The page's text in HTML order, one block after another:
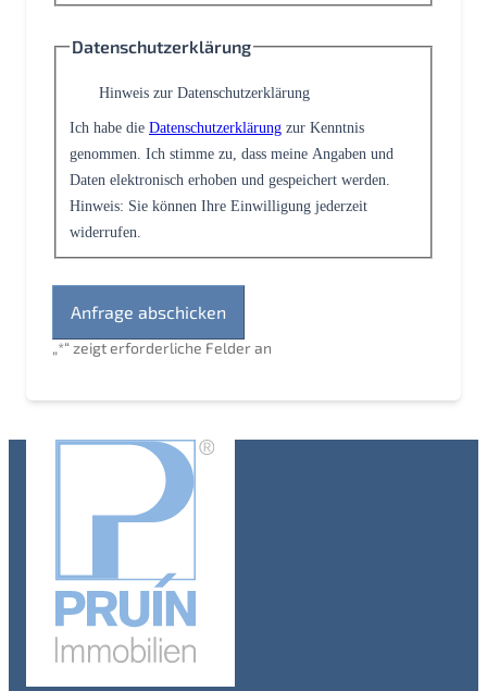
„*“ zeigt erforderliche Felder an
Datenschutzerklärung
Hinweis zur Datenschutzerklärung
Ich habe die Datenschutzerklärung zur Kenntnis
genommen. Ich stimme zu, dass meine Angaben und
Daten elektronisch erhoben und gespeichert werden.
Hinweis: Sie können Ihre Einwilligung jederzeit
widerrufen.